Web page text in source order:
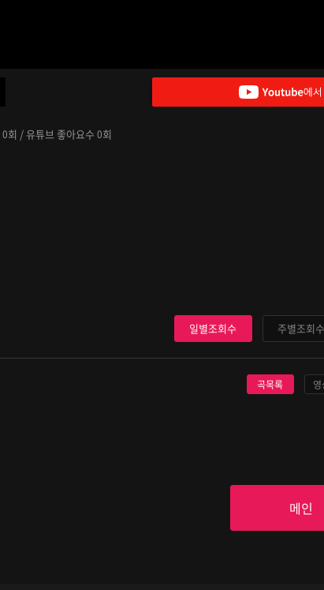
0회 / 유튜브 좋아요수 0회
일별조회수 주별조회수
곡목록
메인